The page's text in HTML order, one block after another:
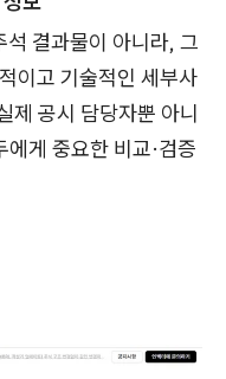
결과물이 아니라, 그
이고 기술적인 세부사
제 공시 담당자뿐 아니
게 중요한 비교·검증